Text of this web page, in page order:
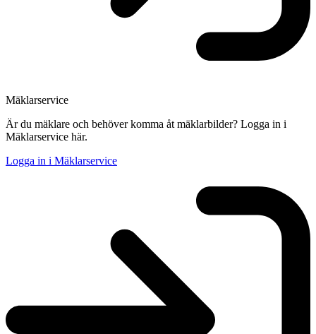
Mäklarservice
Är du mäklare och behöver komma åt mäklarbilder? Logga in i
Mäklarservice här.
Logga in i Mäklarservice